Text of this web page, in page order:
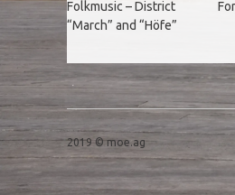
Folkmusic – District
“March” and “Höfe”
2019 © moe.ag